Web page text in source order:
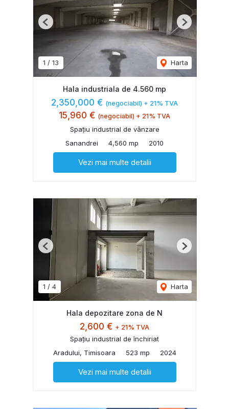
1 / 13 Harta
Previous Next
Hala industriala de 4.560 mp
2,350,000 € (negociabil) + 21% TVA
15,960 € (negociabil) + 21% TVA
Spațiu industrial de vânzare
Sanandrei
4,560 mp 2010
Vezi mai multe detalii
1 / 4 Harta
Previous Next
Hala depozitare zona de N
2,600 € + 21% TVA
Spațiu industrial de închiriat
Aradului, Timisoara
523 mp 2024
Vezi mai multe detalii